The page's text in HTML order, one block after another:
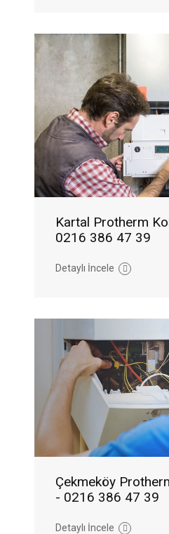
Kartal Protherm
0216 386 47 39
Detaylı İncele
Çekmeköy
- 0216 386 47 39
Detaylı İncele